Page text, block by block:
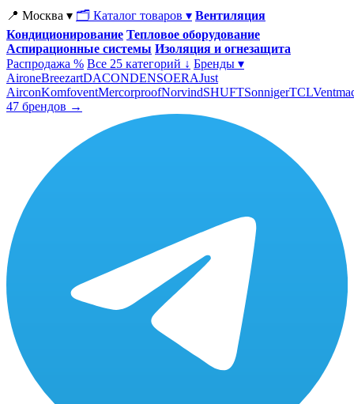
📍 Москва ▾ 🗂 Каталог товаров ▾ Вентиляция
Кондиционирование Тепловое оборудование
Аспирационные системы Изоляция и огнезащита
Распродажа % Все 25 категорий ↓ Бренды ▾
AironeBreezartDACONDENSOERAJust
AirconKomfoventMercorproofNorvindSHUFTSonnigerTCL
47 брендов →